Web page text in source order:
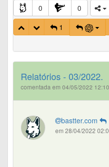
0
0
1
Relatórios - 03/2022.
comentada em 04/05/2022 12:10
bastter.com
em 28/04/2022